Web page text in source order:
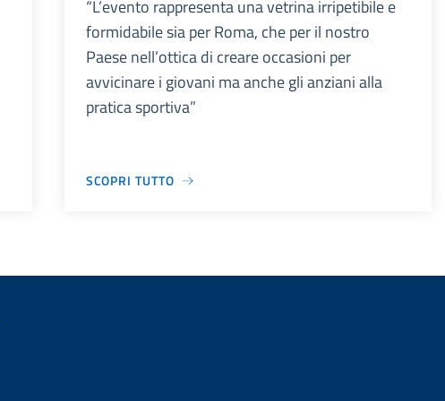
“L’evento rappresenta una vetrina irripetibile e
formidabile sia per Roma, che per il nostro
Paese nell’ottica di creare occasioni per
avvicinare i giovani ma anche gli anziani alla
pratica sportiva”
SCOPRI TUTTO